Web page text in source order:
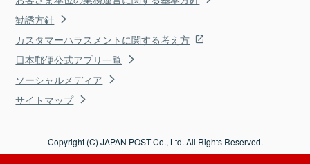
勧誘方針
カスタマーハラスメントに関する考え方
日本郵便公式アプリ一覧
ソーシャルメディア
サイトマップ
Copyright (C) JAPAN POST Co., Ltd. All Rights Reserved.